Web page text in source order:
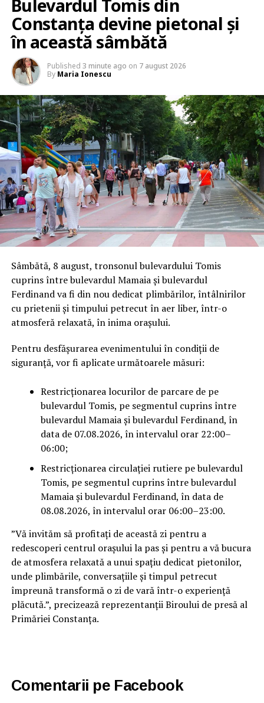
Bulevardul Tomis din
Constanța devine pietonal și
în această sâmbătă
Published 3 minute ago on 7 august 2026
By Maria Ionescu
Sâmbătă, 8 august, tronsonul bulevardului Tomis
cuprins între bulevardul Mamaia și bulevardul
Ferdinand va fi din nou dedicat plimbărilor, întâlnirilor
cu prietenii și timpului petrecut în aer liber, într-o
atmosferă relaxată, în inima orașului.
Pentru desfășurarea evenimentului în condiții de
siguranță, vor fi aplicate următoarele măsuri:
Restricționarea locurilor de parcare de pe
bulevardul Tomis, pe segmentul cuprins între
bulevardul Mamaia și bulevardul Ferdinand, în
data de 07.08.2026, în intervalul orar 22:00–
06:00;
Restricționarea circulației rutiere pe bulevardul
Tomis, pe segmentul cuprins între bulevardul
Mamaia și bulevardul Ferdinand, în data de
08.08.2026, în intervalul orar 06:00–23:00.
”Vă invităm să profitați de această zi pentru a
redescoperi centrul orașului la pas și pentru a vă bucura
de atmosfera relaxată a unui spațiu dedicat pietonilor,
unde plimbările, conversațiile și timpul petrecut
împreună transformă o zi de vară într-o experiență
plăcută.”, precizează reprezentanții Biroului de presă al
Primăriei Constanța.
Comentarii pe Facebook